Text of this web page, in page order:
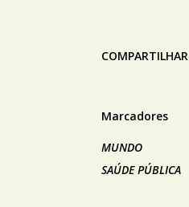
COMPARTILHAR
Marcadores
MUNDO
SAÚDE PÚBLICA